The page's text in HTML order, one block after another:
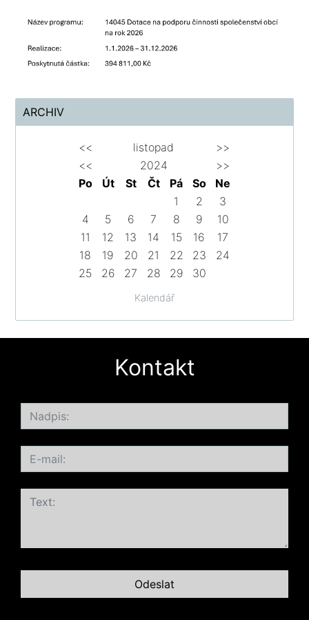
ARCHIV
Kalendář
<< listopad
>>
<<
2024
>>
Po
Út St Čt Pá So
Ne
1
2
3
4
5 6 7 8 9
10
11
12 13 14 15 16
17
18
19 20 21 22 23
24
25
26 27 28 29 30
Kontakt